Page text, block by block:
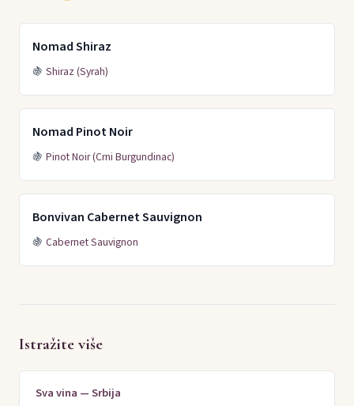
Nomad Shiraz
🍇 Shiraz (Syrah)
Nomad Pinot Noir
🍇 Pinot Noir (Crni Burgundinac)
Bonvivan Cabernet Sauvignon
🍇 Cabernet Sauvignon
Istražite više
Sva vina — Srbija